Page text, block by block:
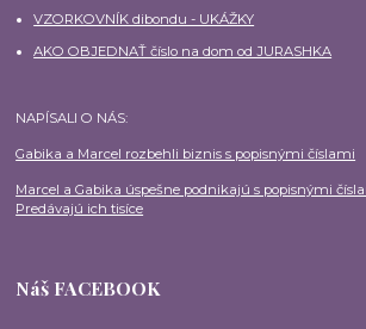
VZORKOVNÍK dibondu - UKÁŽKY
AKO OBJEDNAŤ číslo na dom od JURASHKA
NAPÍSALI O NÁS:
Gabika a Marcel rozbehli biznis s popisnými číslami
Marcel a Gabika úspešne podnikajú s popisnými
Predávajú ich tisíce
Náš FACEBOOK